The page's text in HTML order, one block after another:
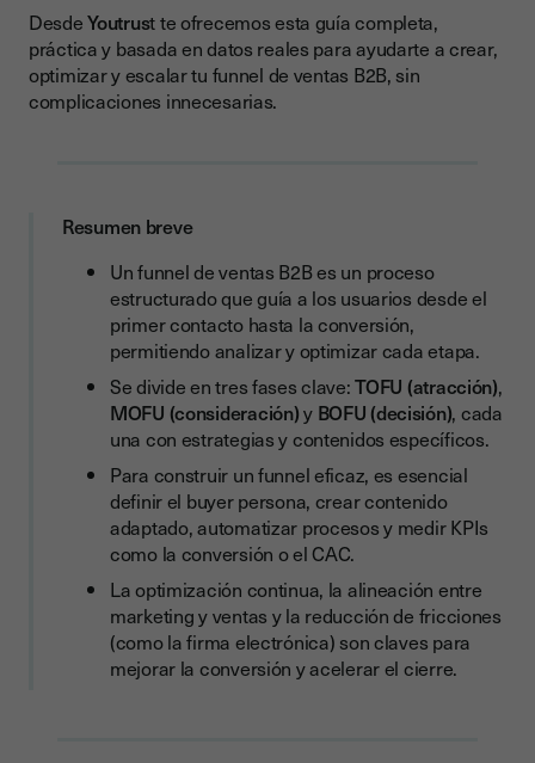
MOFU (Middle of the Funnel) – Consideración
Objetivo de MOFU
Acciones clave en MOFU
Objetivo de BOFU
Acciones clave en BOFU
Clave del éxito en BOFU
Cómo crear un funnel de ventas B2B paso a paso
1. Define tu buyer persona con precisión
2. Mapea el customer journey completo
3. Crea contenido estratégico para cada fase
4. Implementa automatización y lead scoring
5. Mide, analiza y optimiza continuamente
Indicadores clave para medir el éxito de tu funnel
KPIs principales del funnel B2B
Tabla de métricas esenciales
DesdeYoutrust te ofrecemos esta guía completa,
práctica y basada en datos reales para ayudarte a crear,
optimizar y escalar tu funnel de ventas B2B, sin
complicaciones innecesarias.
Resumen breve
Un funnel de ventas B2B es un proceso
estructurado que guía a los usuarios desde el
primer contacto hasta la conversión,
permitiendo analizar y optimizar cada etapa.
Se divide en tres fases clave:TOFU (atracción),
MOFU (consideración)y BOFU (decisión), cada
una con estrategias y contenidos específicos.
Para construir un funnel eficaz, es esencial
definir el buyer persona, crear contenido
adaptado, automatizar procesos y medir KPIs
como la conversión o el CAC.
La optimización continua, la alineación entre
marketing y ventas y la reducción de fricciones
(como la firma electrónica) son claves para
mejorar la conversión y acelerar el cierre.